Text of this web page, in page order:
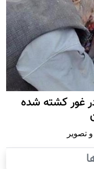
غور کشته شده
تصویر